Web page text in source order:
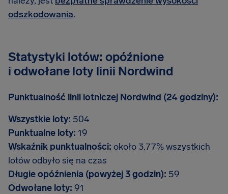
odszkodowania.
Statystyki lotów: opóźnione
i odwołane loty linii Nordwind
Punktualność linii lotniczej Nordwind (24 godziny):
Wszystkie loty: 504
Punktualne loty: 19
Wskaźnik punktualności: około 3.77% wszystkich
lotów odbyło się na czas
Długie opóźnienia (powyżej 3 godzin): 59
Odwołane loty: 91